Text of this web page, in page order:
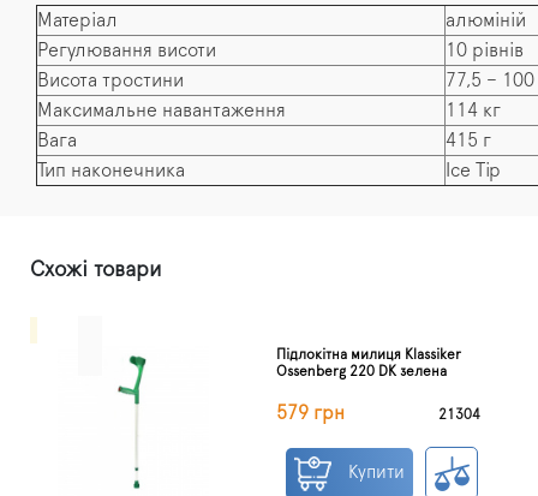
Матеріал
алюміній
Регулювання висоти
10 рівнів
Висота тростини
77,5 –
Максимальне навантаження
114 кг
Вага
415 г
Тип наконечника
Ice Tip
Схожі товари
Підлокітна милиця Klassiker
Ossenberg 220 DK зелена
579 грн 21304
Купити